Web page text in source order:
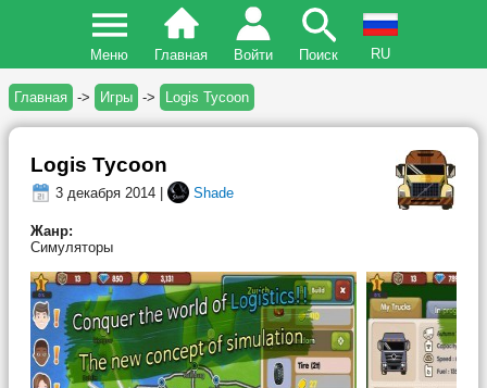
Меню Главная Войти Поиск RU
Главная -> Игры -> Logis Tycoon
Logis Tycoon
3 декабря 2014 | Shade
Жанр:
Симуляторы